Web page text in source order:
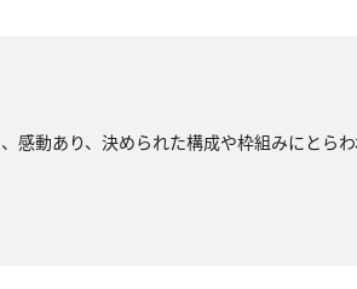
動あり、決められた構成や枠組みにとら